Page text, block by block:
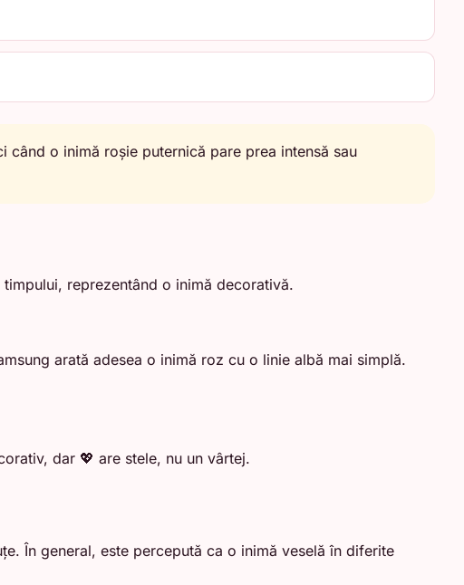
când o inimă roșie puternică pare prea intensă sau
reprezentând o inimă decorativă.
arată adesea o inimă roz cu o linie albă mai simplă.
dar 💖 are stele, nu un vârtej.
În general, este percepută ca o inimă veselă în diferite